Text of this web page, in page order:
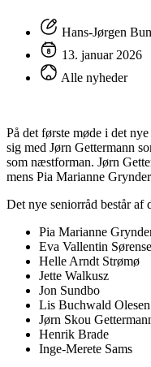
Hans-Jørgen
13. januar 2026
Alle nyheder
På det første møde i det
sig med Jørn Gettermann
som næstforman. Jørn
mens Pia Marianne
Det nye seniorråd består af
Pia Marianne
Eva Vallentin
Helle Arndt Strømø
Jette Walkusz
Jon Sundbo
Lis Buchwald Olesen
Jørn Skou
Henrik Brade
Inge-Merete Sams